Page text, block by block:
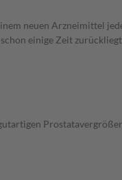
neuen Arzneimittel
einige Zeit